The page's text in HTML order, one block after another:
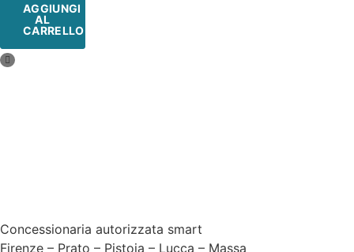
AGGIUNGI
AL
CARRELLO
Concessionaria autorizzata smart
Firenze – Prato – Pistoia – Lucca – Massa